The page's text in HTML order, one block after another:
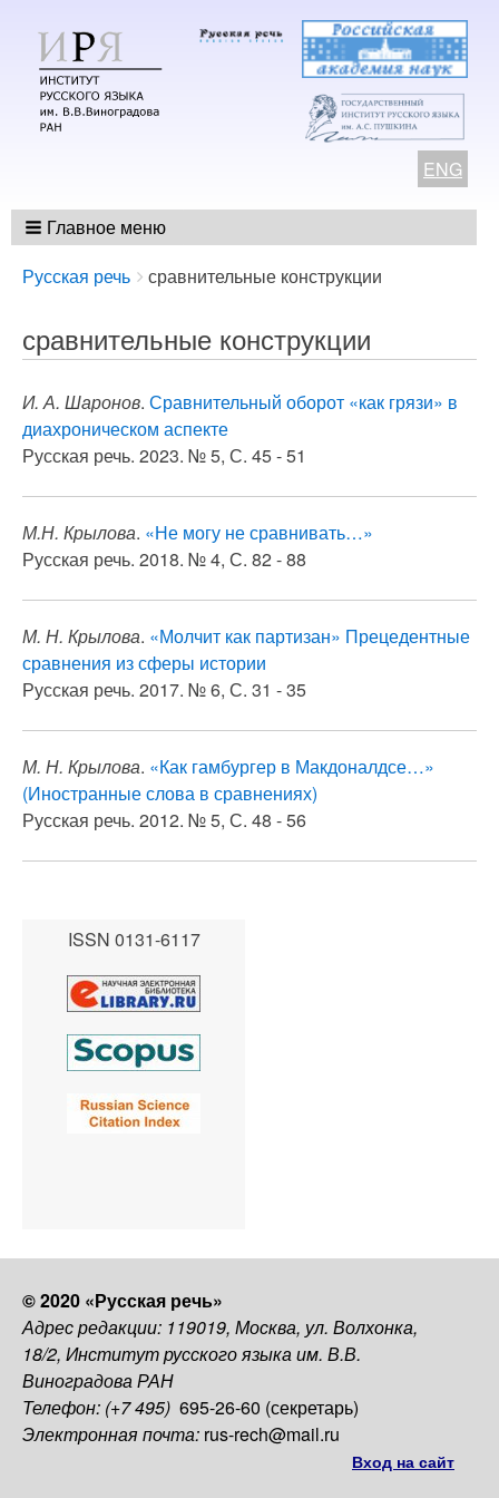
ENG
Главное меню
Breadcrumbs
You
here:
Русская речь сравнительные конструкции
сравнительные конструкции
И. А. Шаронов. Сравнительный оборот «как грязи» в
диахроническом аспекте
Русская речь. 2023. № 5, С. 45 - 51
М.Н. Крылова. «Не могу не сравнивать…»
Русская речь. 2018. № 4, С. 82 - 88
М. Н. Крылова. «Молчит как партизан» Прецедентные
сравнения из сферы истории
Русская речь. 2017. № 6, С. 31 - 35
М. Н. Крылова. «Как гамбургер в Макдоналдсе…»
(Иностранные слова в сравнениях)
Русская речь. 2012. № 5, С. 48 - 56
ISSN 0131-6117
© 2020 «Русская речь»
Адрес редакции: 119019, Москва, ул. Волхонка,
18/2, Институт русского языка им. В.В.
Виноградова РАН
Телефон: (+7 495) 695-26-60 (секретарь)
Электронная почта: rus-rech@mail.ru
Вход на сайт